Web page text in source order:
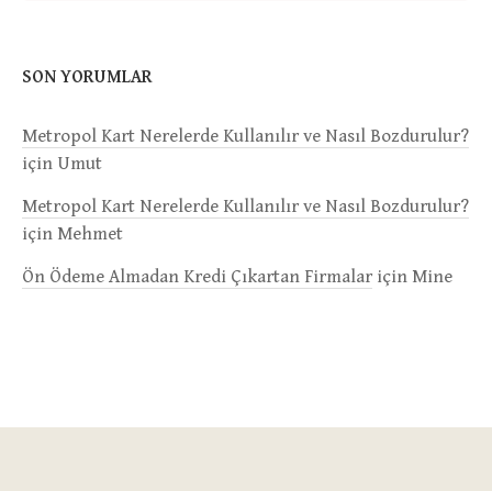
SON YORUMLAR
Metropol Kart Nerelerde Kullanılır ve Nasıl Bozdurulur?
için Umut
Metropol Kart Nerelerde Kullanılır ve Nasıl Bozdurulur?
için Mehmet
Ön Ödeme Almadan Kredi Çıkartan Firmalar için Mine